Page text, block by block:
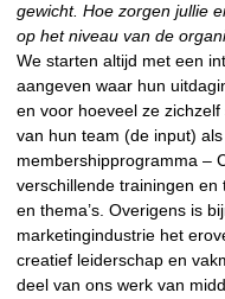
gewicht. Hoe zorgen jullie
op het niveau van de
We starten altijd met een
aangeven waar hun
en voor hoeveel ze
van hun team (de input)
membershipprogramma –
verschillende trainingen en
en thema’s. Overigens is
marketingindustrie het
creatief leiderschap en
deel van ons werk van